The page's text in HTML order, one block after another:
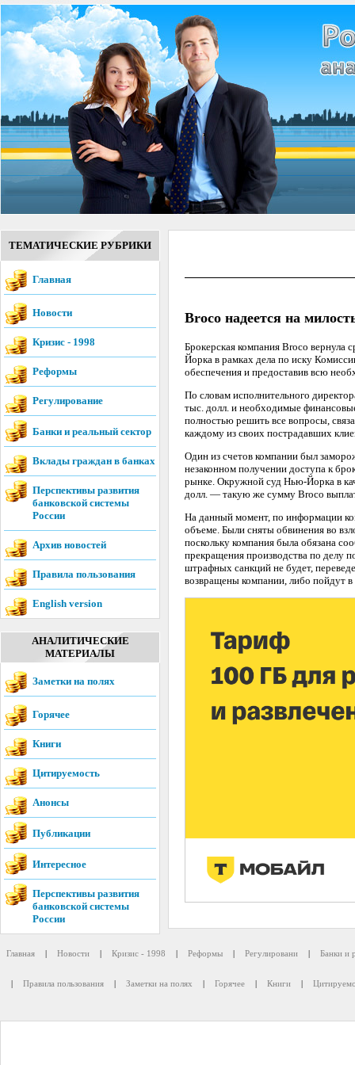
ТЕМАТИЧЕСКИЕ РУБРИКИ
Главная
Новости
Кризис - 1998
Реформы
Регулирование
Банки и реальный сектор
Вклады граждан в банках
Перспективы развития
банковской системы
России
Архив новостей
Правила пользования
English version
АНАЛИТИЧЕСКИЕ
МАТЕРИАЛЫ
Заметки на полях
Горячее
Книги
Цитируемость
Анонсы
Публикации
Интересное
Перспективы развития
банковской системы
России
Broco надеется на
Брокерская компания Broco вернула
Йорка в рамках дела по иску
обеспечения и предоставив всю
По словам исполнительного
тыс. долл. и необходимые
полностью решить все вопросы,
каждому из своих пострадавших
Один из счетов компании был
незаконном получении доступа к
рынке. Окружной суд Нью-Йорка в
долл. — такую же сумму Broco
На данный момент, по информации
объеме. Были сняты обвинения во
поскольку компания была обязана
прекращения производства по делу
штрафных санкций не будет,
возвращены компании, либо пойдут в
Главная | Новости | Кризис - 1998 | Реформы | Регулировани | Банки и
| Правила пользования | Заметки на полях | Горячее | Книги |